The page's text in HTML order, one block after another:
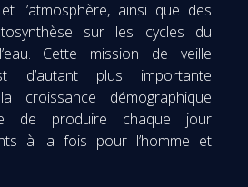
l’atmosphère, ainsi que des
sur les cycles du
Cette mission de veille
d’autant plus importante
croissance démographique
de produire chaque jour
à la fois pour l’homme et